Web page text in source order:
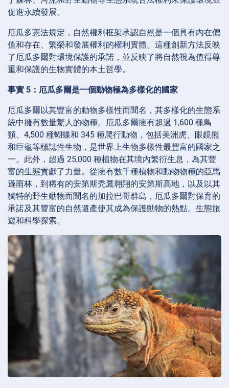
促進永續發展。
厄瓜多憲法規定，自然權利框架承認自然是一個具有內在價
值和存在、繁榮和發展權利的權利實體。這種創新方法反映
了厄瓜多爾對環境保護的承諾，並反映了將自然視為值得尊
重和保護的生物實體的本土哲學。
事實 5：厄瓜多爾是一個動物極為多樣化的國家
厄瓜多爾以其豐富的動物多樣性而聞名，其多樣化的生態系
統中擁有數量驚人的物種。厄瓜多爾擁有超過 1,600 種鳥
類、4,500 種蝴蝶和 345 種爬行動物，包括美洲虎、眼鏡熊
和巨龜等標誌性生物，是世界上生物多樣性最豐富的國家之
一。此外，超過 25,000 種植物在其境內繁衍生息，為其豐
富的生態貢獻了力量。從擁有數千種植物和動物物種的亞馬
遜雨林，到稀有的安第斯禿鷹翱翔的安第斯高地，以及以其
獨特的野生動物而聞名的加拉巴哥群島，厄瓜多爾對保育的
承諾及其豐富的自然遺產使其成為保護動物的熱點。生態旅
遊和科學探索。